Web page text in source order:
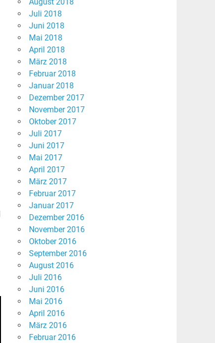
August 2018
Juli 2018
Juni 2018
Mai 2018
April 2018
März 2018
Februar 2018
Januar 2018
Dezember 2017
November 2017
Oktober 2017
Juli 2017
Juni 2017
Mai 2017
April 2017
März 2017
Februar 2017
Januar 2017
Dezember 2016
November 2016
Oktober 2016
September 2016
August 2016
Juli 2016
Juni 2016
Mai 2016
April 2016
März 2016
Februar 2016